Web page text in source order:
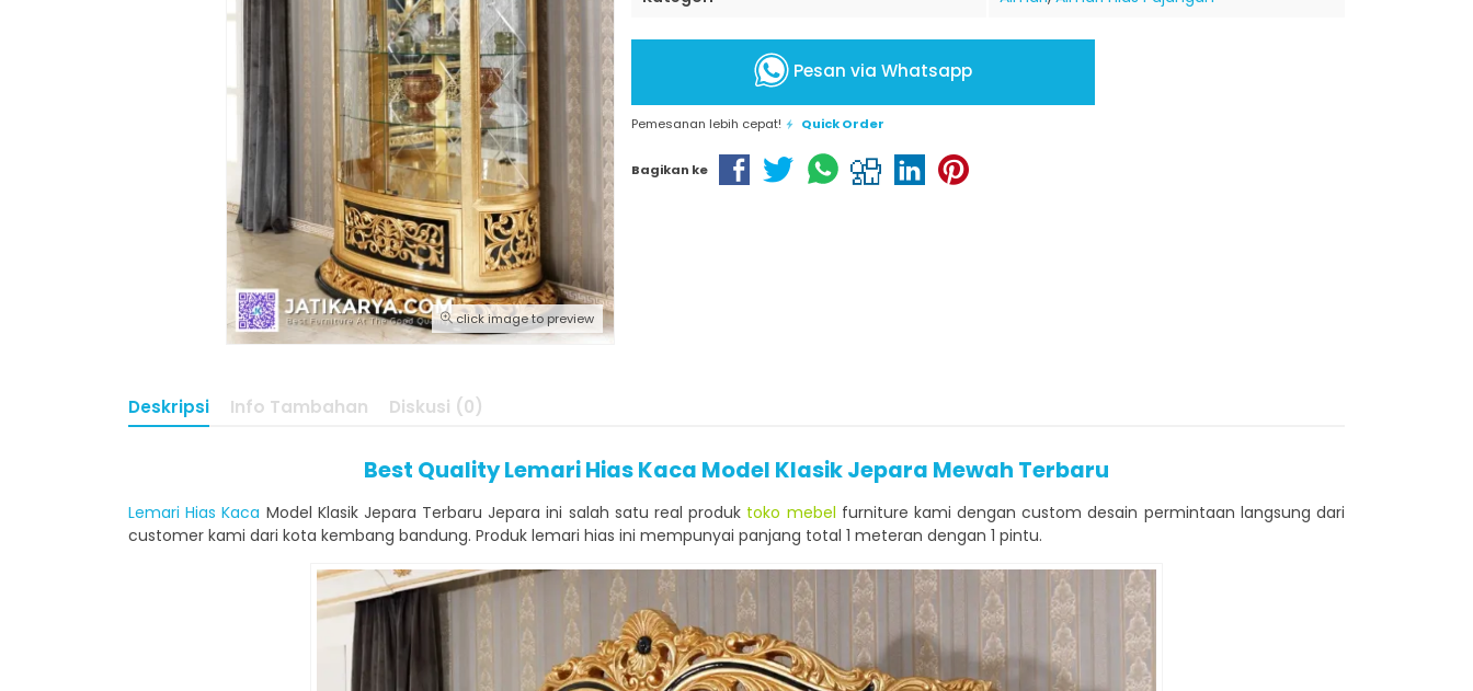
click image to preview
Pesan via Whatsapp
Pemesanan lebih cepat! Quick Order
Bagikan ke
Deskripsi Info Tambahan Diskusi (0)
Best Quality Lemari Hias Kaca Model Klasik Jepara Mewah Terbaru
Lemari Hias Kaca Model Klasik Jepara Terbaru Jepara ini salah satu real produk toko mebel furniture kami dengan custom desain permintaan langsung dari
customer kami dari kota kembang bandung. Produk lemari hias ini mempunyai panjang total 1 meteran dengan 1 pintu.